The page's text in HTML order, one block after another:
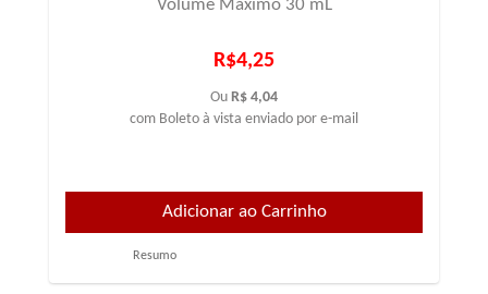
Volume Máximo 30 mL
R$4,25
Ou R$ 4,04
com Boleto à vista enviado por e-mail
Resumo